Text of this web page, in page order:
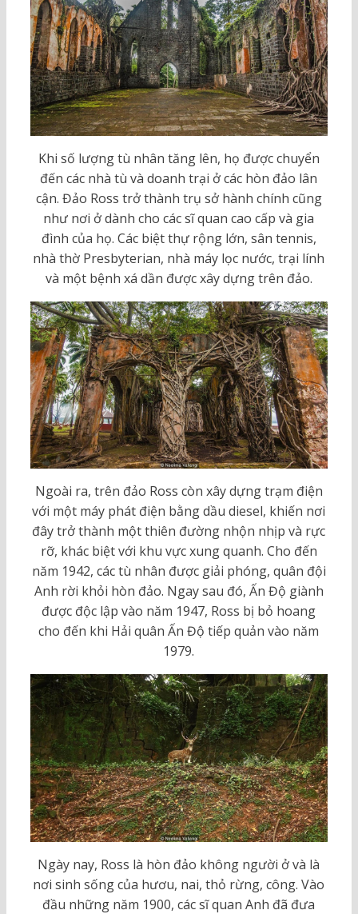
Khi số lượng tù nhân tăng lên, họ được chuyển
đến các nhà tù và doanh trại ở các hòn đảo lân
cận. Đảo Ross trở thành trụ sở hành chính cũng
như nơi ở dành cho các sĩ quan cao cấp và gia
đình của họ. Các biệt thự rộng lớn, sân tennis,
nhà thờ Presbyterian, nhà máy lọc nước, trại lính
và một bệnh xá dần được xây dựng trên đảo.
Ngoài ra, trên đảo Ross còn xây dựng trạm điện
với một máy phát điện bằng dầu diesel, khiến nơi
đây trở thành một thiên đường nhộn nhịp và rực
rỡ, khác biệt với khu vực xung quanh. Cho đến
năm 1942, các tù nhân được giải phóng, quân đội
Anh rời khỏi hòn đảo. Ngay sau đó, Ấn Độ giành
được độc lập vào năm 1947, Ross bị bỏ hoang
cho đến khi Hải quân Ấn Độ tiếp quản vào năm
1979.
Ngày nay, Ross là hòn đảo không người ở và là
nơi sinh sống của hươu, nai, thỏ rừng, công. Vào
đầu những năm 1900, các sĩ quan Anh đã đưa